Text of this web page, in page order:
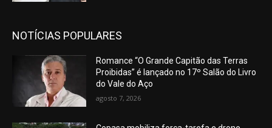
NOTÍCIAS POPULARES
Romance “O Grande Capitão das Terras
Proibidas” é lançado no 17º Salão do Livro
do Vale do Aço
agosto 7, 2026